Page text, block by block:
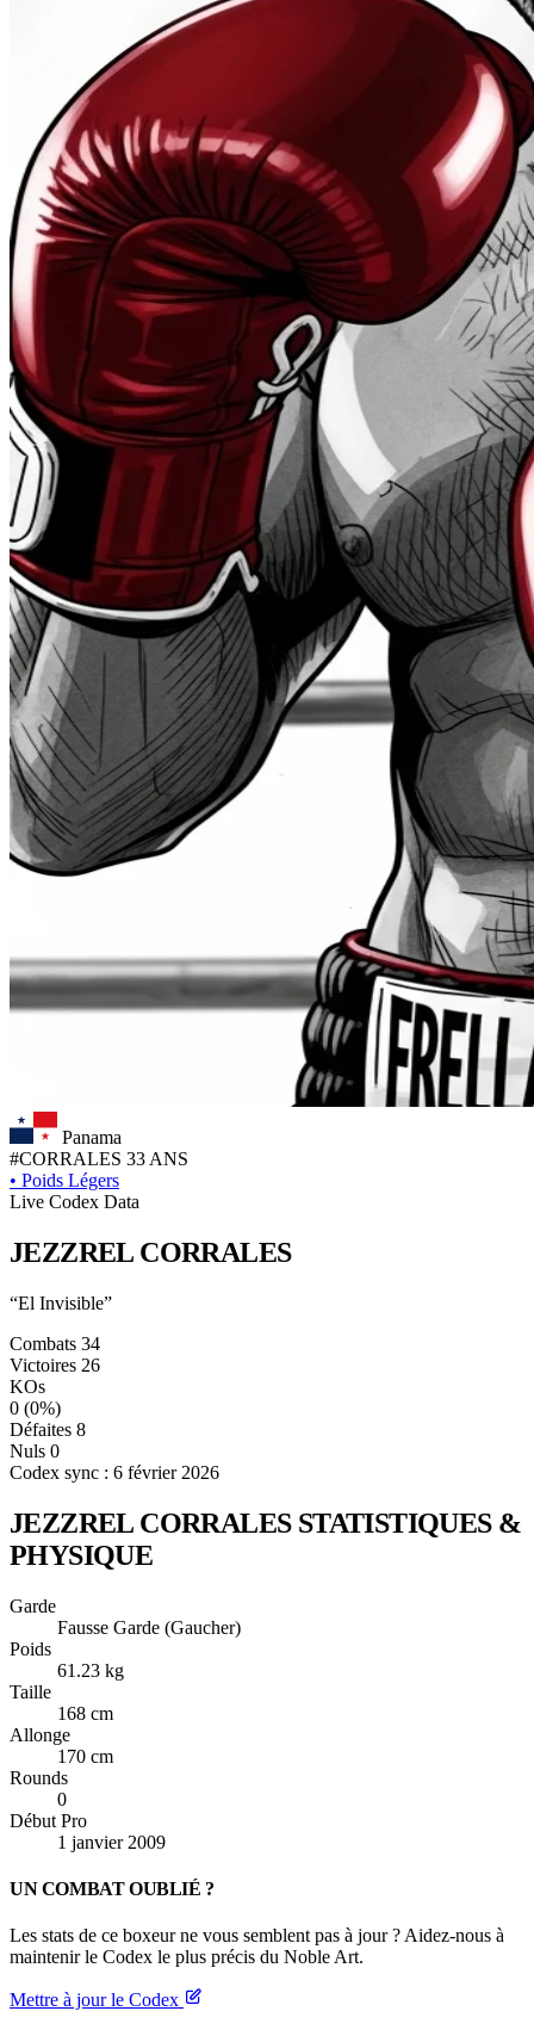
Panama
#CORRALES 33 ANS
• Poids Légers
Live Codex Data
JEZZREL CORRALES
“El Invisible”
Combats 34
Victoires 26
KOs
0 (0%)
Défaites 8
Nuls 0
Codex sync : 6 février 2026
JEZZREL CORRALES STATISTIQUES &
PHYSIQUE
Garde
Fausse Garde (Gaucher)
Poids
61.23 kg
Taille
168 cm
Allonge
170 cm
Rounds
0
Début Pro
1 janvier 2009
UN COMBAT OUBLIÉ ?
Les stats de ce boxeur ne vous semblent pas à jour ? Aidez-nous à
maintenir le Codex le plus précis du Noble Art.
Mettre à jour le Codex